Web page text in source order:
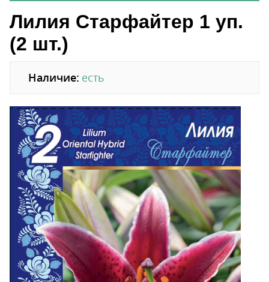
Лилия Старфайтер 1 уп.
(2 шт.)
Наличие: есть